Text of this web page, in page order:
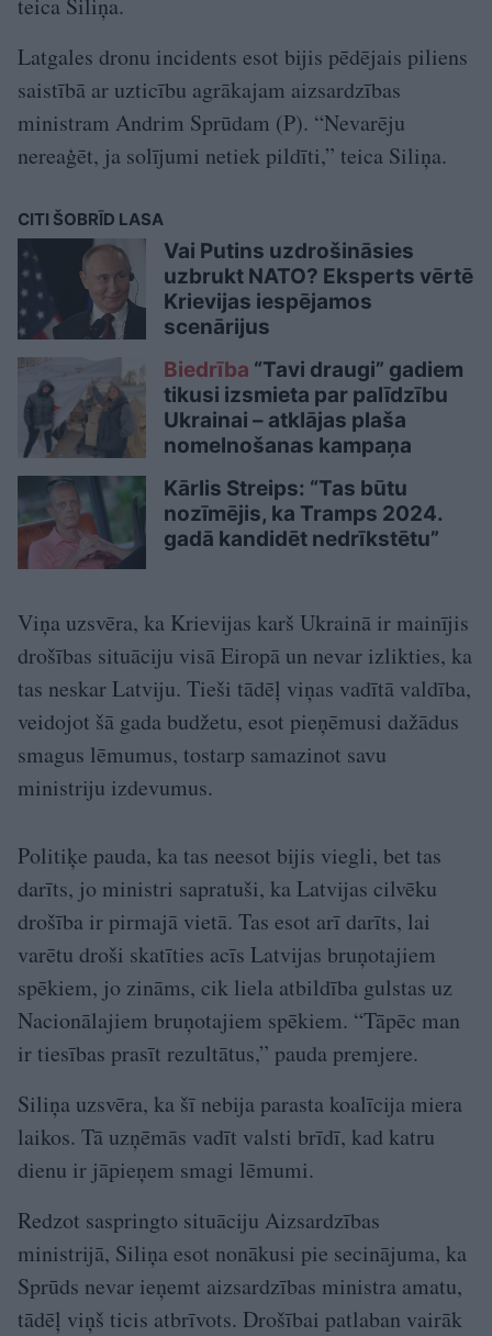
Latgales dronu incidents esot bijis pēdējais piliens
saistībā ar uzticību agrākajam aizsardzības
ministram Andrim Sprūdam (P). “Nevarēju
nereaģēt, ja solījumi netiek pildīti,” teica Siliņa.
CITI ŠOBRĪD LASA
Vai Putins uzdrošināsies
uzbrukt NATO? Eksperts vērtē
Krievijas iespējamos
scenārijus
Biedrība “Tavi draugi” gadiem
tikusi izsmieta par palīdzību
Ukrainai – atklājas plaša
nomelnošanas kampaņa
Kārlis Streips: “Tas būtu
nozīmējis, ka Tramps 2024.
gadā kandidēt nedrīkstētu”
Viņa uzsvēra, ka Krievijas karš Ukrainā ir mainījis
drošības situāciju visā Eiropā un nevar izlikties, ka
tas neskar Latviju. Tieši tādēļ viņas vadītā valdība,
veidojot šā gada budžetu, esot pieņēmusi dažādus
smagus lēmumus, tostarp samazinot savu
ministriju izdevumus.
Politiķe pauda, ka tas neesot bijis viegli, bet tas
darīts, jo ministri sapratuši, ka Latvijas cilvēku
drošība ir pirmajā vietā. Tas esot arī darīts, lai
varētu droši skatīties acīs Latvijas bruņotajiem
spēkiem, jo zināms, cik liela atbildība gulstas uz
Nacionālajiem bruņotajiem spēkiem. “Tāpēc man
ir tiesības prasīt rezultātus,” pauda premjere.
Siliņa uzsvēra, ka šī nebija parasta koalīcija miera
laikos. Tā uzņēmās vadīt valsti brīdī, kad katru
dienu ir jāpieņem smagi lēmumi.
Redzot saspringto situāciju Aizsardzības
ministrijā, Siliņa esot nonākusi pie secinājuma, ka
Sprūds nevar ieņemt aizsardzības ministra amatu,
tādēļ viņš ticis atbrīvots. Drošībai patlaban vairāk